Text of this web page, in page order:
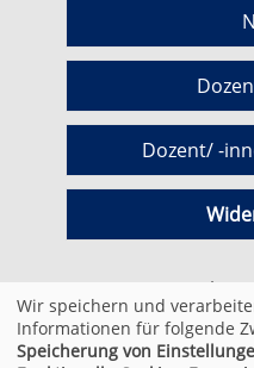
Dozent/ -
Cookie
Wir speichern und
Informationen für folgende
Speicherung von